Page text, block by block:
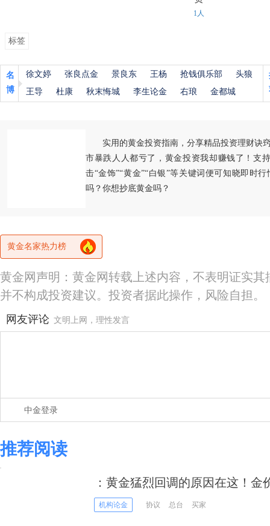
1人
标签
名
博
徐文婷 张良点金 景良东 王杨 抢钱俱乐部
头狼
王导
杜康 秋末悔城 李生论金 右琅 金都城
实用的黄金投资指南，分享精品投资理财诀
市暴跌人人都亏了，黄金投资我却赚钱了！支
击“金饰”“黄金”“白银”等关键词便可知晓即时
吗？你想抄底黄金吗？
黄金名家热力榜
黄金网声明：黄金网转载上述内容，不表明证实
并不构成投资建议。投资者据此操作，风险自担。
网友评论 文明上网，理性发言
中金登录
推荐阅读
：黄金猛烈回调的原因在这！金
谈判大消息
机构论金 协议 总台 买家